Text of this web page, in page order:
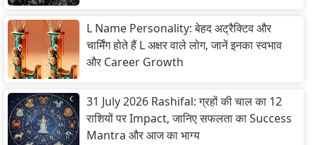
L Name Personality: बेहद अट्रैक्टिव और
चार्मिंग होते हैं L अक्षर वाले लोग, जानें इनका स्वभाव
और Career Growth
31 July 2026 Rashifal: ग्रहों की चाल का 12
राशियों पर Impact, जानिए सफलता का Success
Mantra और आज का भाग्य